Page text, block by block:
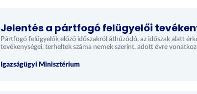
Jelentés a pártfogó felügyelői
Pártfogó felügyelők előző időszakról áthúzódó, az időszak alatt
tevékenységei, terheltek száma nemek szerint, adott évre
Igazságügyi Minisztérium